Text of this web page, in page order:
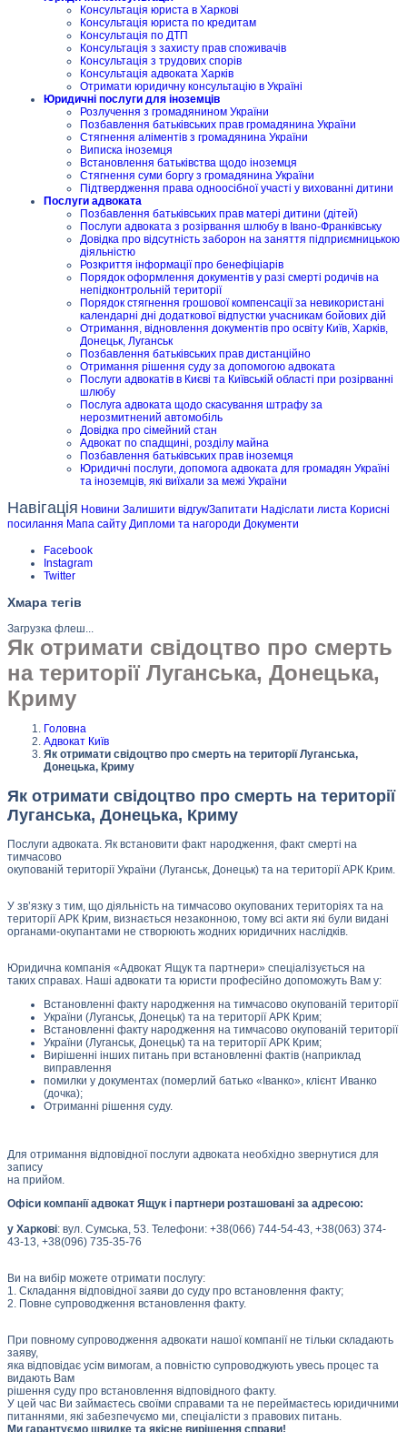
Консультація юриста в Харкові
Консультація юриста по кредитам
Консультація по ДТП
Консультація з захисту прав споживачів
Консультація з трудових спорів
Консультація адвоката Харків
Отримати юридичну консультацію в Україні
Юридичні послуги для іноземців
Розлучення з громадянином України
Позбавлення батьківських прав громадянина України
Стягнення аліментів з громадянина України
Виписка іноземця
Встановлення батьківства щодо іноземця
Стягнення суми боргу з громадянина України
Підтвердження права одноосібної участі у вихованні дитини
Послуги адвоката
Позбавлення батьківських прав матері дитини (дітей)
Послуги адвоката з розірвання шлюбу в Івано-Франківську
Довідка про відсутність заборон на заняття підприємницькою
діяльністю
Розкриття інформації про бенефіціарів
Порядок оформлення документів у разі смерті родичів на
непідконтрольній території
Порядок стягнення грошової компенсації за невикористані
календарні дні додаткової відпустки учасникам бойових дій
Отримання, відновлення документів про освіту Київ, Харків,
Донецьк, Луганськ
Позбавлення батьківських прав дистанційно
Отримання рішення суду за допомогою адвоката
Послуги адвокатів в Києві та Київській області при розірванні
шлюбу
Послуга адвоката щодо скасування штрафу за
нерозмитнений автомобіль
Довідка про сімейний стан
Адвокат по спадщині, розділу майна
Позбавлення батьківських прав іноземця
Юридичні послуги, допомога адвоката для громадян Україні
та іноземців, які виїхали за межі України
Навігація Новини Залишити відгук/Запитати Надіслати листа Корисні
посилання Мапа сайту Дипломи та нагороди Документи
Facebook
Instagram
Twitter
Хмара тегів
Загрузка флеш...
Як отримати свідоцтво про смерть
на території Луганська, Донецька,
Криму
Головна
Адвокат Київ
Як отримати свідоцтво про смерть на території Луганська,
Донецька, Криму
Як отримати свідоцтво про смерть на території
Луганська, Донецька, Криму
Послуги адвоката. Як встановити факт народження, факт смерті на
тимчасово
окупованій території України (Луганськ, Донецьк) та на території АРК Крим.
У зв’язку з тим, що діяльність на тимчасово окупованих територіях та на
території АРК Крим, визнається незаконною, тому всі акти які були видані
органами-окупантами не створюють жодних юридичних наслідків.
Юридична компанія «Адвокат Ящук та партнери» спеціалізується на
таких справах. Наші адвокати та юристи професійно допоможуть Вам у:
Встановленні факту народження на тимчасово окупованій території
України (Луганськ, Донецьк) та на території АРК Крим;
Встановленні факту народження на тимчасово окупованій території
України (Луганськ, Донецьк) та на території АРК Крим;
Вирішенні інших питань при встановленні фактів (наприклад
виправлення
помилки у документах (померлий батько «Іванко», клієнт Иванко
(дочка);
Отриманні рішення суду.
Для отримання відповідної послуги адвоката необхідно звернутися для
запису
на прийом.
Офіси компанії адвокат Ящук і партнери розташовані за адресою:
у Харкові: вул. Сумська, 53. Телефони: +38(066) 744-54-43, +38(063) 374-
43-13, +38(096) 735-35-76
Ви на вибір можете отримати послугу:
1. Складання відповідної заяви до суду про встановлення факту;
2. Повне супроводження встановлення факту.
При повному супроводження адвокати нашої компанії не тільки складають
заяву,
яка відповідає усім вимогам, а повністю супроводжують увесь процес та
видають Вам
рішення суду про встановлення відповідного факту.
У цей час Ви займаєтесь своїми справами та не переймаєтесь юридичними
питаннями, які забезпечуємо ми, спеціалісти з правових питань.